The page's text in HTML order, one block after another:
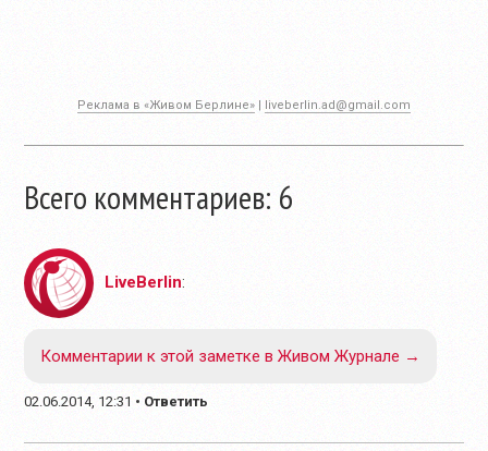
Реклама в «Живом Берлине» liveberlin.ad@gmail.com
Всего комментариев: 6
LiveBerlin:
Комментарии к этой заметке в Живом Журнале →
02.06.2014, 12:31 • Ответить